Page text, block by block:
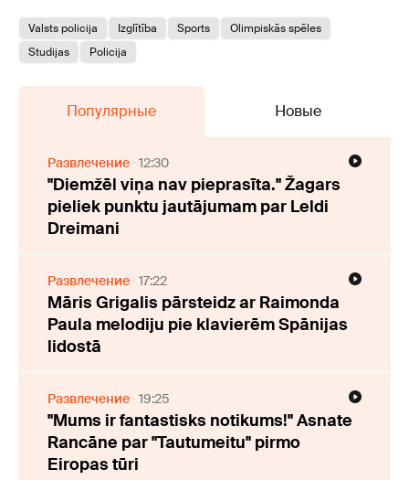
Valsts policija Izglītība Sports
Olimpiskās spēles
Studijas
Policija
Популярные Новые
Развлечение 12:30
"Diemžēl viņa nav pieprasīta." Žagars
pieliek punktu jautājumam par Leldi
Dreimani
Развлечение 17:22
Māris Grigalis pārsteidz ar Raimonda
Paula melodiju pie klavierēm Spānijas
lidostā
Развлечение 19:25
"Mums ir fantastisks notikums!" Asnate
Rancāne par "Tautumeitu" pirmo
Eiropas tūri